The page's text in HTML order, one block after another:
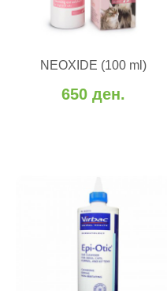
NEOXIDE (100 ml)
650 ден.
ВО КОШНИЧКА
Додај за споредба